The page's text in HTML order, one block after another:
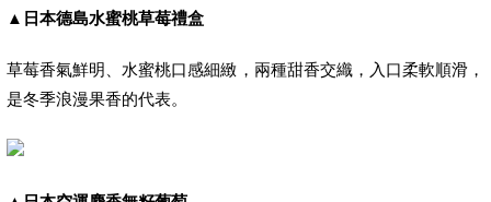
▲ 日本德島水蜜桃草莓禮盒
草莓香氣鮮明、水蜜桃口感細緻，兩種甜香交織，入口柔軟順滑，
是冬季浪漫果香的代表。